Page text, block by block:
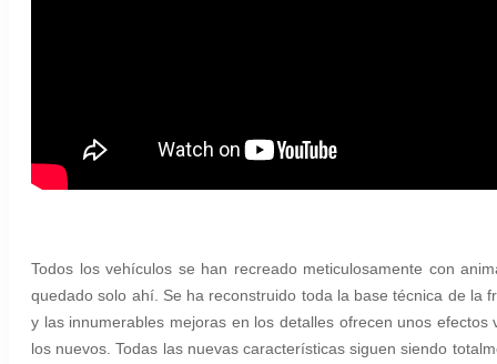
Todos los vehículos se han recreado meticulosamente con
quedado solo ahí. Se ha reconstruido toda la base técnica de la
y las innumerables mejoras en los detalles ofrecen unos
los nuevos. Todas las nuevas características siguen siendo